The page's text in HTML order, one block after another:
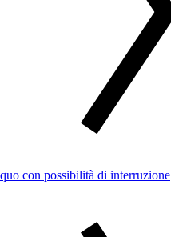
con possibilità di interruzione